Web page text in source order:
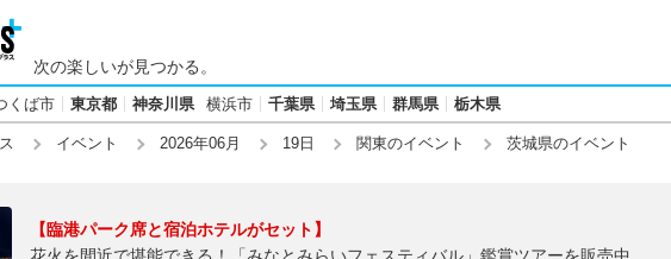
次の楽しいが見つかる。
くば市 東京都 神奈川県 横浜市 千葉県 埼玉県 群馬県 栃木県
イベント 2026年06月 19日 関東のイベント 茨城県のイベント
【臨港パーク席と宿泊ホテルがセット】